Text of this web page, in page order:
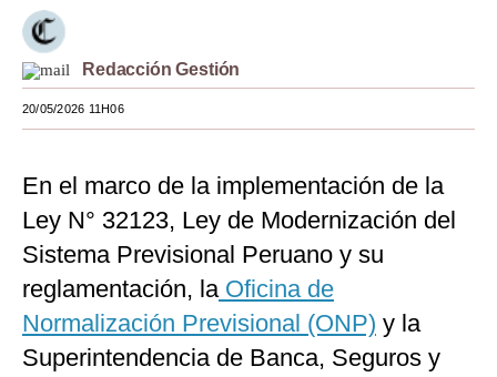
Moda
Estilos
EEUU
México
Internacional
Tecnología
Redacción Gestión
20/05/2026 11H06
En el marco de la implementación de la
Ley N° 32123, Ley de Modernización del
Sistema Previsional Peruano y su
reglamentación, laOficina de
Normalización Previsional (ONP) y la
Superintendencia de Banca, Seguros y